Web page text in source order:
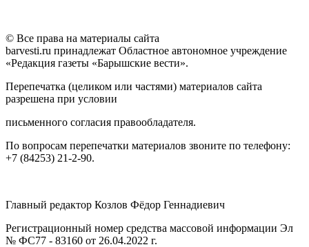
© Все права на материалы сайта
barvesti.ru принадлежат Областное автономное учреждение
«Редакция газеты «Барышские вести».
Перепечатка (целиком или частями) материалов сайта
разрешена при условии
письменного согласия правообладателя.
По вопросам перепечатки материалов звоните по телефону:
+7 (84253) 21-2-90.
Главный редактор Козлов Фёдор Геннадиевич
Регистрационный номер средства массовой информации Эл
№ ФС77 - 83160 от 26.04.2022 г.